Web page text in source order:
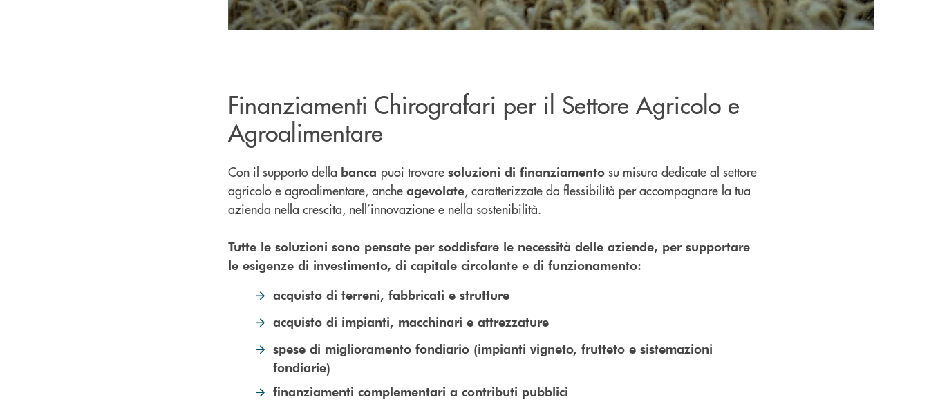
Finanziamenti Chirografari per il Settore Agricolo e
Agroalimentare
Con il supporto della banca puoi trovare soluzioni di finanziamento su misura dedicate al settore
agricolo e agroalimentare, anche agevolate, caratterizzate da flessibilità per accompagnare la tua
azienda nella crescita, nell’innovazione e nella sostenibilità.
Tutte le soluzioni sono pensate per soddisfare le necessità delle aziende, per supportare
le esigenze di investimento, di capitale circolante e di funzionamento:
acquisto di terreni, fabbricati e strutture
acquisto di impianti, macchinari e attrezzature
spese di miglioramento fondiario (impianti vigneto, frutteto e sistemazioni
fondiarie)
finanziamenti complementari a contributi pubblici